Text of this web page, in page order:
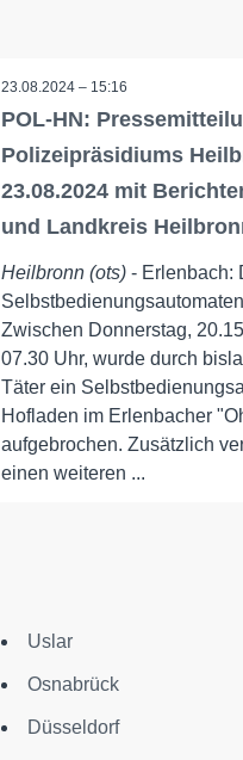
23.08.2024 – 15:16
POL-HN:
Polizeipräsidiums
23.08.2024 mit
und Landkreis
Heilbronn (ots) - Erlenbach:
Zwischen Donnerstag,
07.30 Uhr, wurde durch
Täter ein
Hofladen im Erlenbacher
aufgebrochen. Zusätzlich
einen weiteren ...
Uslar
Osnabrück
Düsseldorf